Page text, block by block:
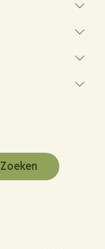
Zoeken